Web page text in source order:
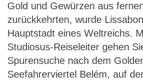
Gold und Gewürzen aus
zurückkehrten, wurde
Hauptstadt eines Weltreichs.
Studiosus-Reiseleiter gehen
Spurensuche nach dem
Seefahrerviertel Belém, auf